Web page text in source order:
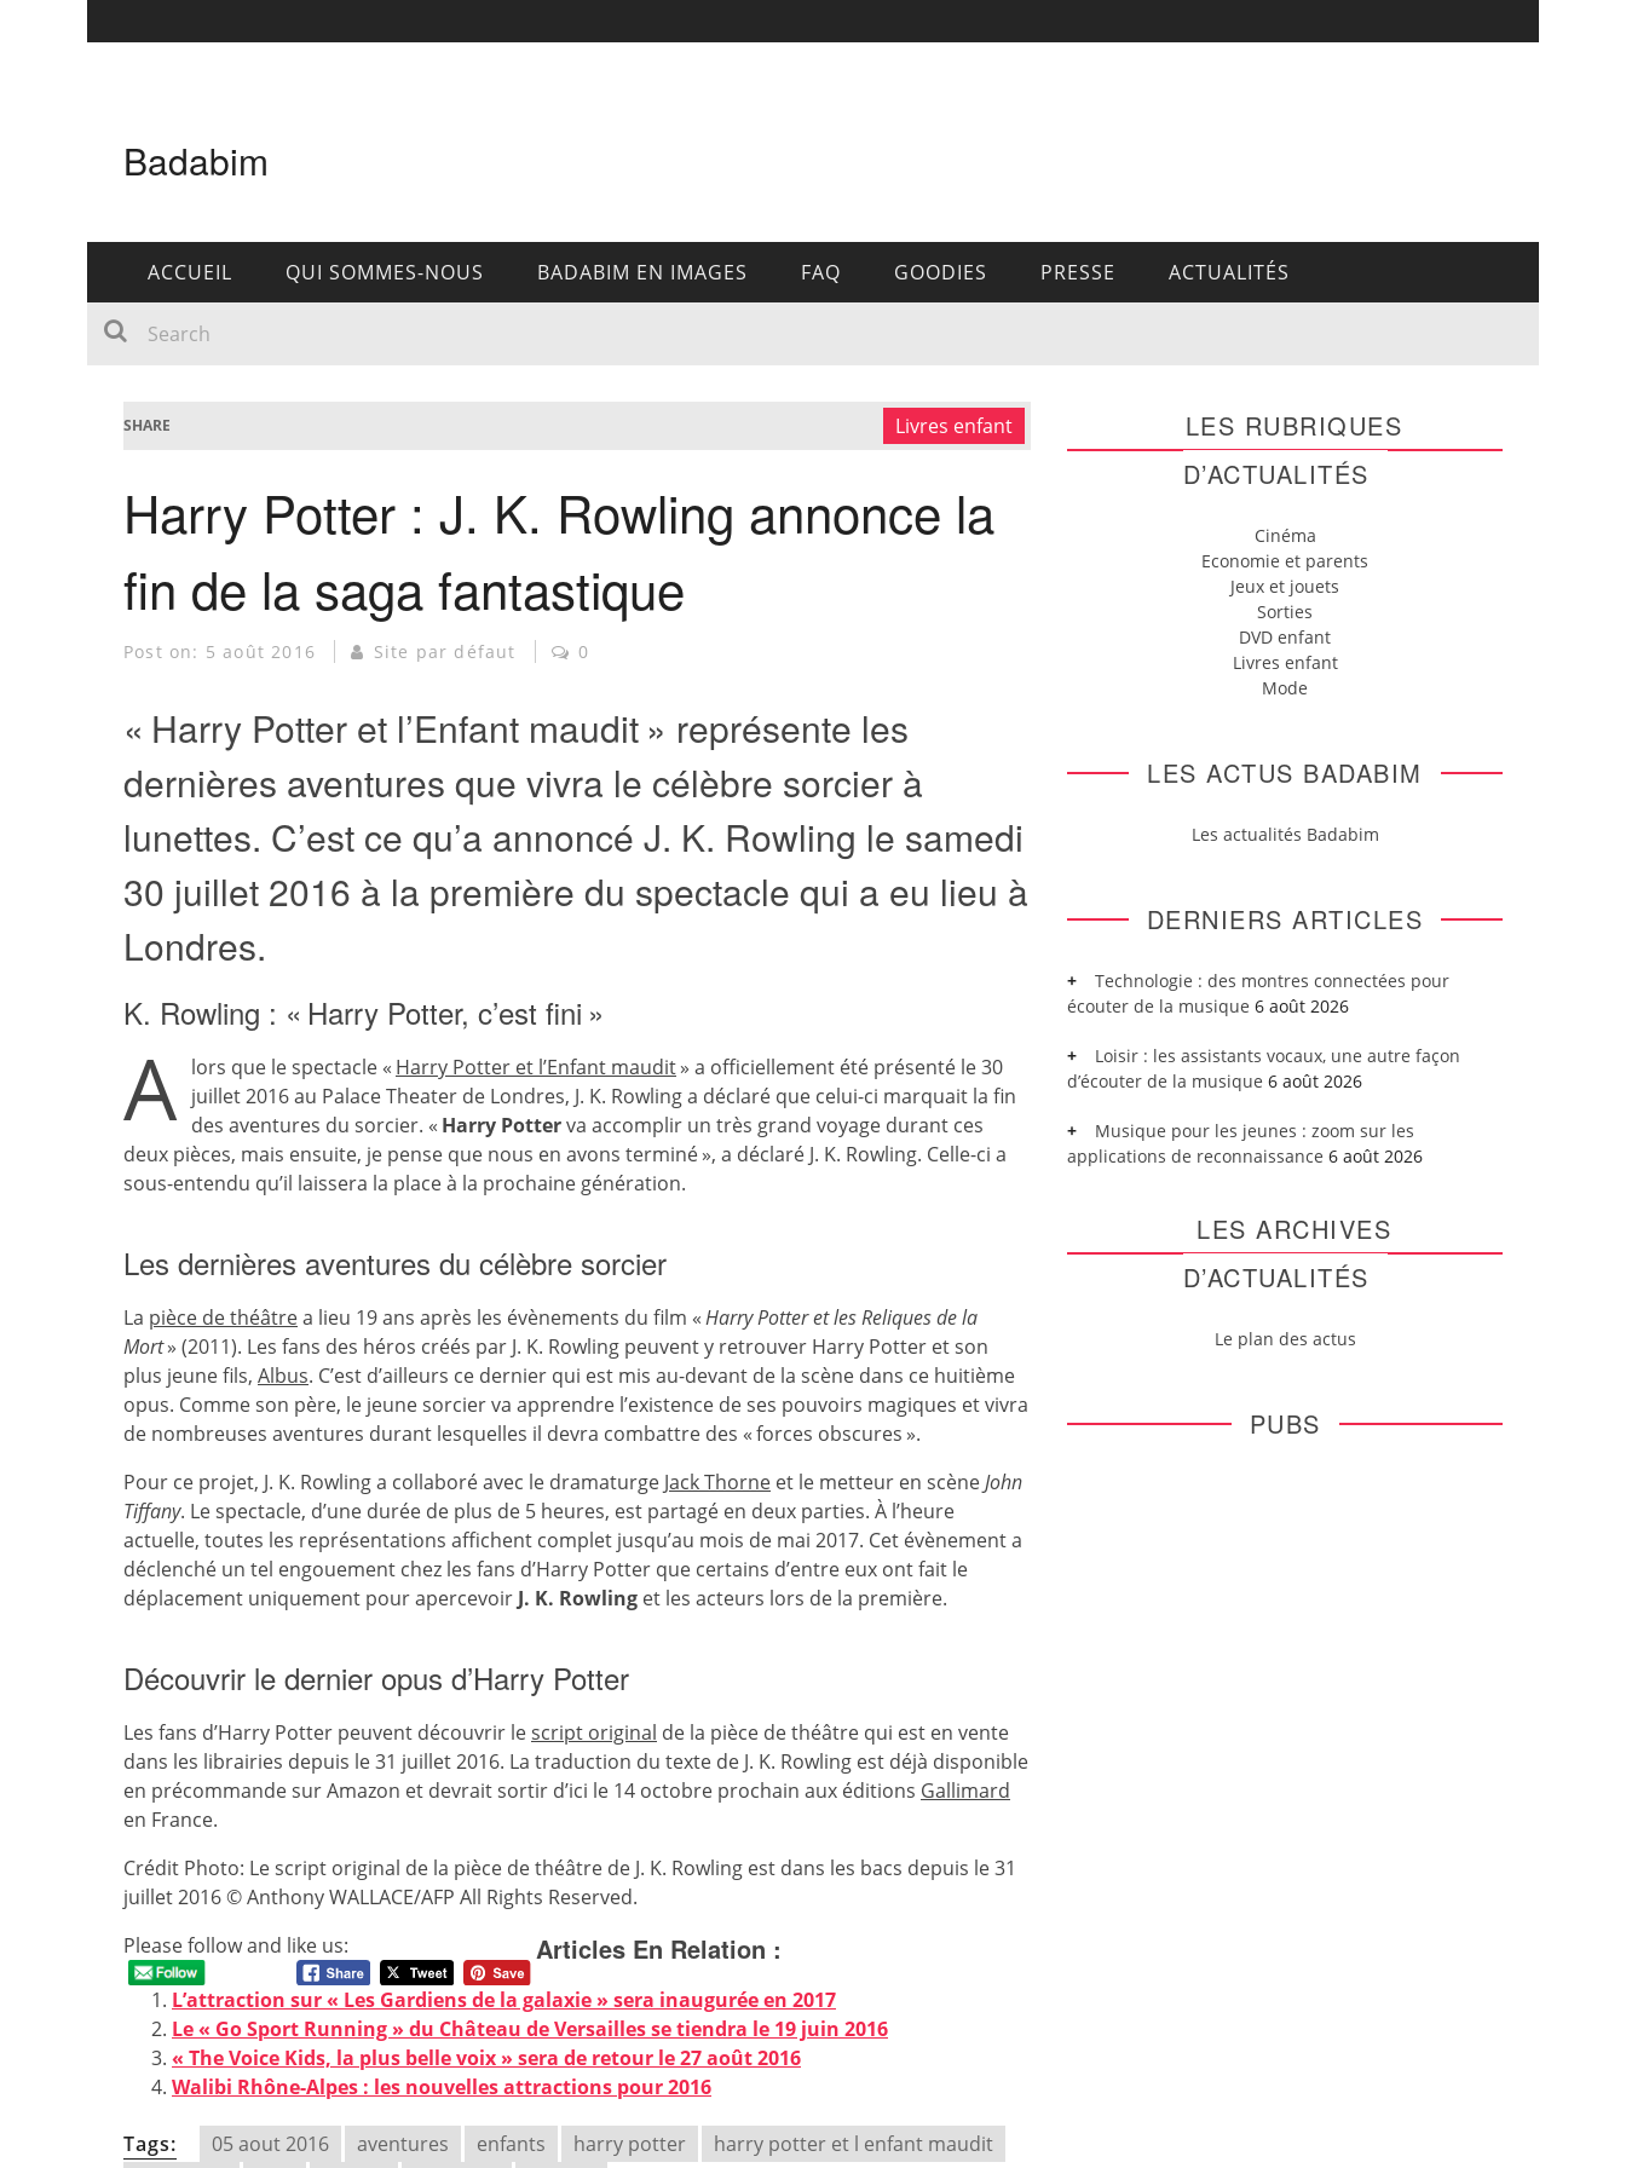
Badabim
ACCUEIL QUI SOMMES-NOUS BADABIM EN IMAGES FAQ GOODIES PRESSE ACTUALITÉS
SHARE Livres enfant
Harry Potter : J. K. Rowling annonce la
fin de la saga fantastique
Post on: 5 août 2016 Site par défaut 0
« Harry Potter et l’Enfant maudit » représente les
dernières aventures que vivra le célèbre sorcier à
lunettes. C’est ce qu’a annoncé J. K. Rowling le samedi
30 juillet 2016 à la première du spectacle qui a eu lieu à
Londres.
K. Rowling : « Harry Potter, c’est fini »
A lors que le spectacle « Harry Potter et l’Enfant maudit» a officiellement été présenté le 30
juillet 2016 au Palace Theater de Londres, J. K. Rowling a déclaré que celui-ci marquait la fin
des aventures du sorcier. « Harry Potterva accomplir un très grand voyage durant ces
deux pièces, mais ensuite, je pense que nous en avons terminé », a déclaré J. K. Rowling. Celle-ci a
sous-entendu qu’il laissera la place à la prochaine génération.
Les dernières aventures du célèbre sorcier
La pièce de théâtrea lieu 19 ans après les évènements du film «Harry Potter et les Reliques de la
Mort» (2011). Les fans des héros créés par J. K. Rowling peuvent y retrouver Harry Potter et son
plus jeune fils, Albus. C’est d’ailleurs ce dernier qui est mis au-devant de la scène dans ce huitième
opus. Comme son père, le jeune sorcier va apprendre l’existence de ses pouvoirs magiques et vivra
de nombreuses aventures durant lesquelles il devra combattre des « forces obscures ».
Pour ce projet, J. K. Rowling a collaboré avec le dramaturge Jack Thorne et le metteur en scèneJohn
Tiffany. Le spectacle, d’une durée de plus de 5 heures, est partagé en deux parties. À l’heure
actuelle, toutes les représentations affichent complet jusqu’au mois de mai 2017. Cet évènement a
déclenché un tel engouement chez les fans d’Harry Potter que certains d’entre eux ont fait le
déplacement uniquement pour apercevoir J. K. Rowling et les acteurs lors de la première.
Découvrir le dernier opus d’Harry Potter
Les fans d’Harry Potter peuvent découvrir lescript original de la pièce de théâtre qui est en vente
dans les librairies depuis le 31 juillet 2016. La traduction du texte de J. K. Rowling est déjà disponible
en précommande sur Amazon et devrait sortir d’ici le 14 octobre prochain aux éditions Gallimard
en France.
Crédit Photo: Le script original de la pièce de théâtre de J. K. Rowling est dans les bacs depuis le 31
juillet 2016 © Anthony WALLACE/AFP All Rights Reserved.
Please follow and like us:
Articles En Relation :
L’attraction sur « Les Gardiens de la galaxie » sera inaugurée en 2017
Le « Go Sport Running » du Château de Versailles se tiendra le 19 juin 2016
« The Voice Kids, la plus belle voix » sera de retour le 27 août 2016
Walibi Rhône-Alpes : les nouvelles attractions pour 2016
Tags: 05 aout 2016 aventures enfants harry potter
harry potter et l enfant maudit
LES RUBRIQUES
D’ACTUALITÉS
Cinéma
Economie et parents
Jeux et jouets
Sorties
DVD enfant
Livres enfant
Mode
LES ACTUS BADABIM
Les actualités Badabim
DERNIERS ARTICLES
Technologie : des montres connectées pour
écouter de la musique 6 août 2026
Loisir : les assistants vocaux, une autre façon
d’écouter de la musique 6 août 2026
Musique pour les jeunes : zoom sur les
applications de reconnaissance 6 août 2026
LES ARCHIVES
D’ACTUALITÉS
Le plan des actus
PUBS